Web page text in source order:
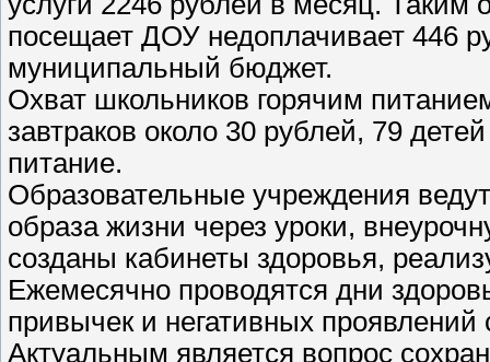
посещает ДОУ недоплачивает 446
муниципальный бюджет.
Охват школьников горячим
завтраков около 30 рублей, 79
питание.
Образовательные учреждения
образа жизни через уроки,
созданы кабинеты здоровья,
Ежемесячно проводятся дни
привычек и негативных
Актуальным является вопрос